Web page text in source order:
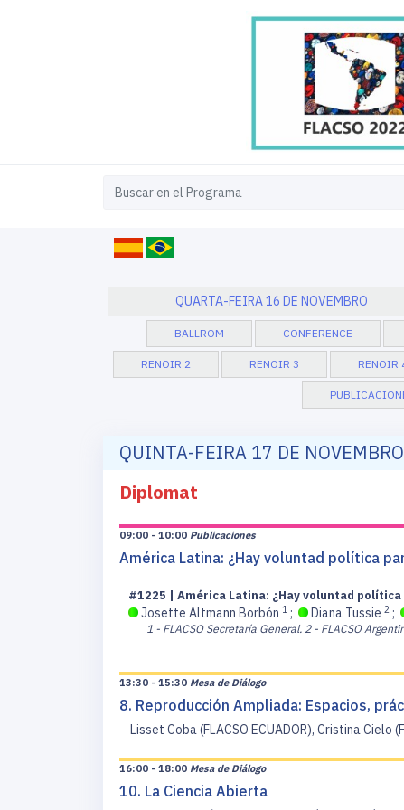
QUARTA-FEIRA 16 DE NOVEMBRO
BALLROM CONFERENCE
RENOIR 2 RENOIR 3 RENOIR
QUINTA-FEIRA 17 DE NOVEMBRO
Diplomat
09:00 - 10:00 Publicaciones
América Latina: ¿Hay voluntad política
#1225 | América Latina: ¿Hay voluntad
Josette Altmann Borbón 1 ; Diana Tussie 2 ;
1 - FLACSO Secretaría General. 2 - FLACSO
13:30 - 15:30 Mesa de Diálogo
8. Reproducción Ampliada: Espacios,
Lisset Coba (FLACSO ECUADOR), Cristina
16:00 - 18:00 Mesa de Diálogo
10. La Ciencia Abierta